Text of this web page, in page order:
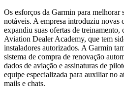
Os esforços da Garmin para melhorar
notáveis. A empresa introduziu novas
expandiu suas ofertas de treinamento,
Aviation Dealer Academy, que tem
instaladores autorizados. A Garmin
sistema de compra de renovação
dados de aviação e assinaturas de
equipe especializada para auxiliar no
mails e chats.